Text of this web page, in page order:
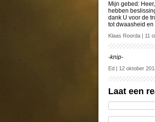
Mijn gebed:
hebben
dank U voor de
tot dwaasheid
Klaas Roorda | 11
-knip-
Ed | 12 oktober
Laat een